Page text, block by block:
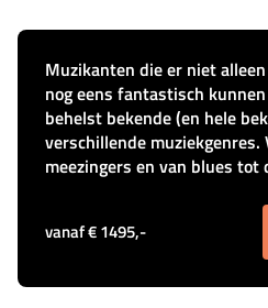
Muzikanten die er niet
nog eens fantastisch
behelst bekende (en hele
verschillende muziekgenres.
meezingers en van blues tot
vanaf € 1495,-